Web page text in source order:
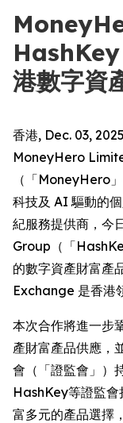
港數字資
香港, Dec. 03,
MoneyHero
（「MoneyHero
科技及 AI 驅動的
紀服務提供商，今
Group（「
的數字資產財富產
Exchange 是香港
本次合作將進一步
產財富產品供應，
會（「證監會」）
HashKey等證監會
富多元的產品選擇